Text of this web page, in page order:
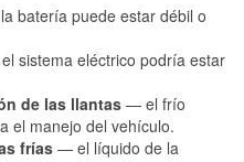
batería puede estar débil o
sistema eléctrico podría estar
de las llantas — el frío
el manejo del vehículo.
frías — el líquido de la